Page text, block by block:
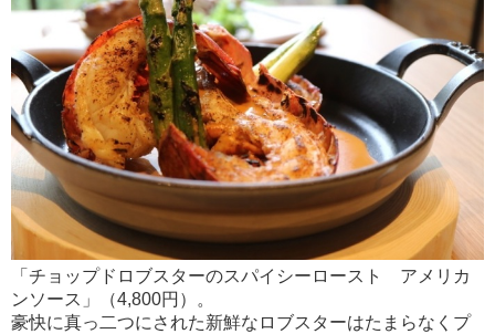
「チョップドロブスターのスパイシーロースト アメリカ
ンソース」（4,800円）。
豪快に真っ二つにされた新鮮なロブスターはたまらなくプ